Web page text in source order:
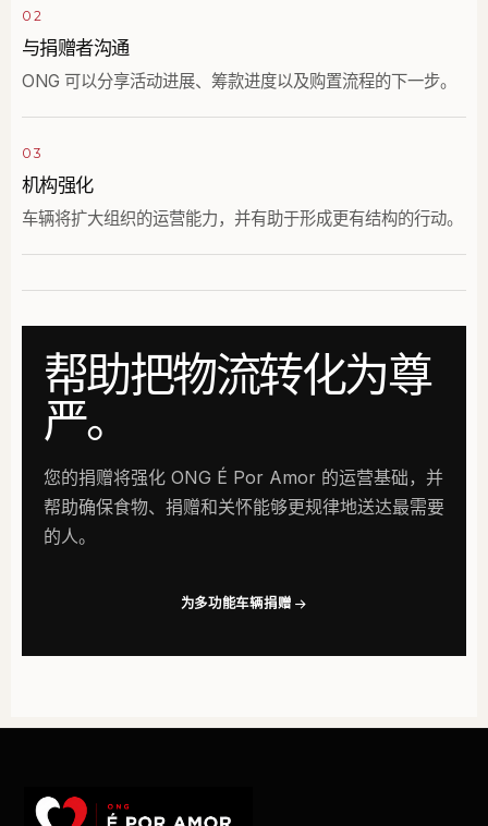
02
与捐赠者沟通
ONG 可以分享活动进展、筹款进度以及购置流程的下一步。
03
机构强化
车辆将扩大组织的运营能力，并有助于形成更有结构的行动。
帮助把物流转化为尊
严。
您的捐赠将强化 ONG É Por Amor 的运营基础，并
帮助确保食物、捐赠和关怀能够更规律地送达最需要
的人。
为多功能车辆捐赠